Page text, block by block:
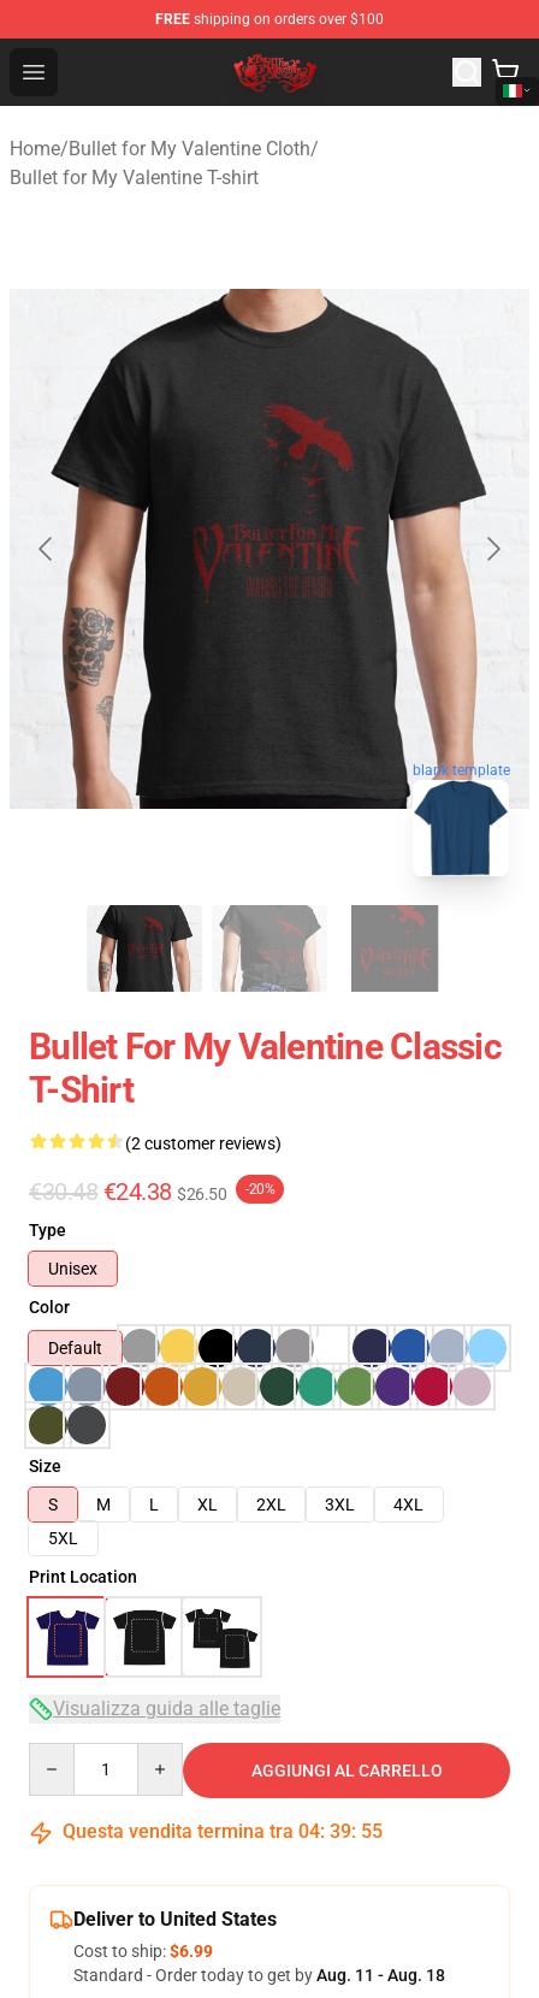
FREE shipping on orders over $100
Open menu
Bullet for My Valentine Store - Official Bullet for My
Home/Bullet for My Valentine Cloth/
Bullet for My Valentine T-shirt
blank template
Bullet For My Valentine Classic
T-Shirt
(2 customer reviews)
€30.48 €24.38 $26.50 -20%
Type
Unisex
Color
Default
Size
S
M L XL 2XL 3XL
4XL
5XL
Print Location
Visualizza guida alle taglie
AGGIUNGI AL CARRELLO
Questa vendita termina tra 04: 39: 54
Deliver to United States
Cost to ship:$6.99
Standard - Order today to get byAug. 11 - Aug. 18